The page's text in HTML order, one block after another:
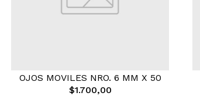
OJOS MOVILES NRO. 6 MM X 50
$1.700,00